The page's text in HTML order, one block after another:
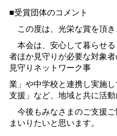
■受賞団体のコメント
この度は、光栄な賞を頂き
本会は、安心して暮らせ
者ほか見守りが必要な対象
見守りネットワーク事
業」や中学校と連携し実施
支援」など、地域と共に活動
今後もみなさまのご支援
まいりたいと思います。